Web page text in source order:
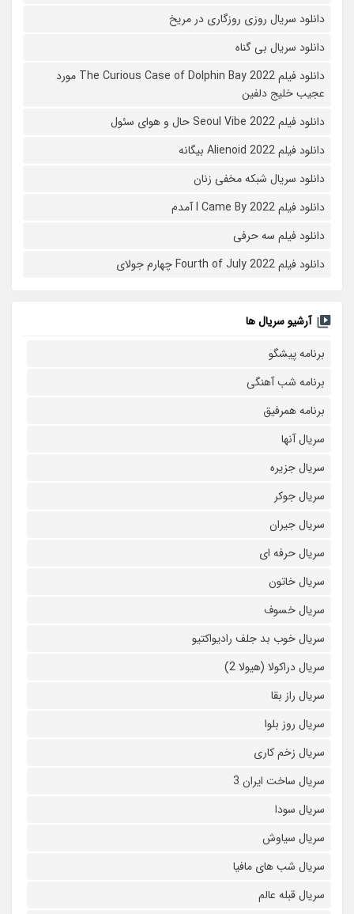
دانلود سریال روزی روزگاری در مریخ
دانلود سریال بی گناه
دانلود فیلم The Curious Case of Dolphin Bay 2022 مورد
عجیب خلیج دلفین
دانلود فیلم Seoul Vibe 2022 حال و هوای سئول
دانلود فیلم Alienoid 2022 بیگانه
دانلود سریال شبکه مخفی زنان
دانلود فیلم I Came By 2022 آمدم
دانلود فیلم سه حرفی
دانلود فیلم Fourth of July 2022 چهارم جولای
آرشیو سریال ها
برنامه پیشگو
برنامه شب آهنگی
برنامه همرفیق
سریال آنها
سریال جزیره
سریال جوکر
سریال جیران
سریال حرفه ای
سریال خاتون
سریال خسوف
سریال خوب بد جلف رادیواکتیو
سریال دراکولا (هیولا 2)
سریال راز بقا
سریال روز بلوا
سریال زخم کاری
سریال ساخت ایران 3
سریال سودا
سریال سیاوش
سریال شب های مافیا
سریال قبله عالم